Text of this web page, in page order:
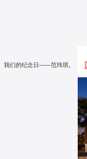
们的纪念日——范玮琪。